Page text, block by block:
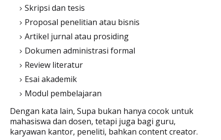
Skripsi dan tesis
Proposal penelitian atau bisnis
Artikel jurnal atau prosiding
Dokumen administrasi formal
Review literatur
Esai akademik
Modul pembelajaran
Dengan kata lain, Supa bukan hanya cocok untuk
mahasiswa dan dosen, tetapi juga bagi guru,
karyawan kantor, peneliti, bahkan content creator.